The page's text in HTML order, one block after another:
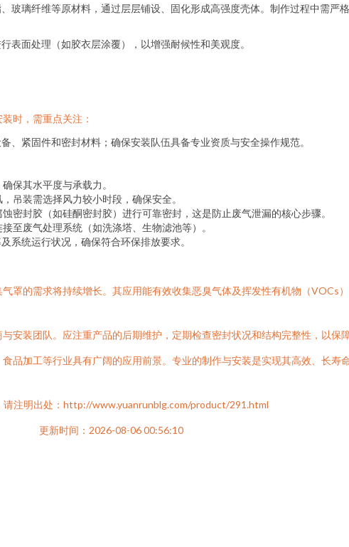
玻璃纤维等原材料，通过层层铺设、固化形成高强度壳体。制作过程中需严
表面处理（如胶衣层涂覆），以增强耐候性和美观度。
时，需重点关注：
紧固件和密封材料；确保安装队伍具备专业资质与安全操作规范。
保其水平度与承载力。
吊装需选择风力较小时段，确保安全。
密封胶（如硅酮密封胶）进行可靠密封，这是防止废气泄漏的核心步骤。
至废气处理系统（如洗涤塔、生物滤池等）。
系统运行状况，确保符合环保排放要求。
罩的需求将持续增长。其应用能有效收集恶臭气体及挥发性有机物（VOCs
安装团队。应注重产品的后期维护，定期检查密封状况和结构完整性，以保
品加工等行业具有广阔的应用前景。专业的制作与安装是实现其高效、长寿
请注明出处：http://www.yuanrunblg.com/product/291.html
更新时间：2026-08-06 00:56:10